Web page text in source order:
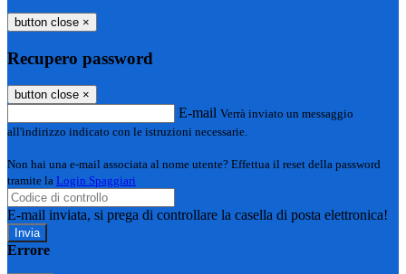
button close ×
Recupero password
button close ×
E-mail Verrà inviato un messaggio
all'indirizzo indicato con le istruzioni necessarie.
Non hai una e-mail associata al nome utente? Effettua il reset della password
tramite la Login Spaggiari
E-mail inviata, si prega di controllare la casella di posta elettronica!
Errore